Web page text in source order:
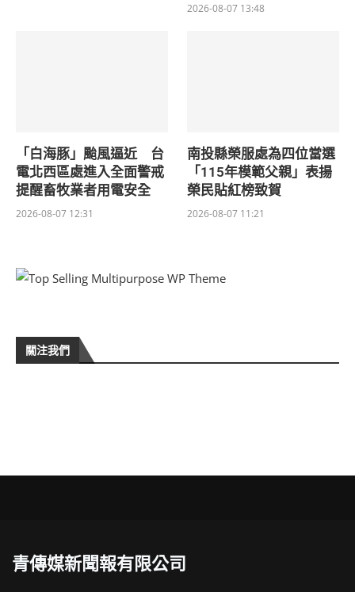
2026-08-07 13:48
「白海豚」颱風逼近 台
電北西區處進入全面警戒
提醒畜牧業者用電安全
2026-08-07 12:31
南投縣榮服處為四位當選
「115年模範父親」表揚
榮民貼紅榜致賀
2026-08-07 11:21
關注我們
青傳媒新聞報有限公司